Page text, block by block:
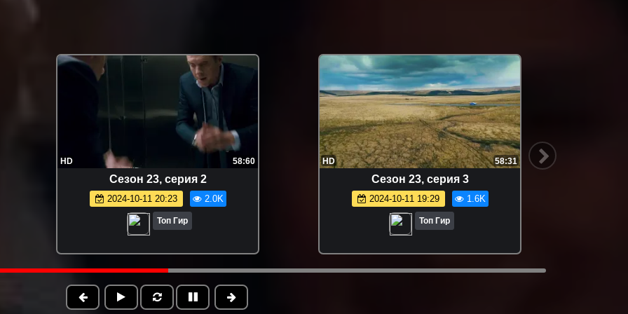
HD 58:60
Сезон 23, серия 2
2024-10-11 20:23 2.0K
Топ Гир
HD 58:31
Сезон 23, серия 3
2024-10-11 19:29 1.6K
Топ Гир